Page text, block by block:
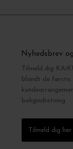
Nyhedsbrev
Tilmeld dig
blandt de
boligindretning.
Tilmeld dig her